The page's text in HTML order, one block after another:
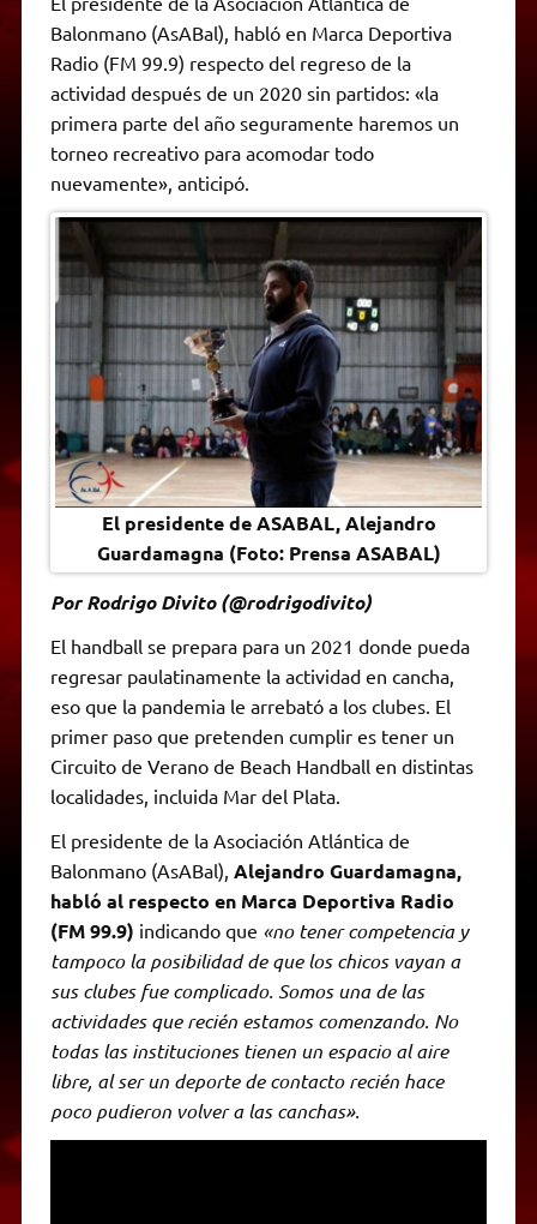
t
s
A
p
p
e
g
r
a
m
t
t
e
r
e
b
o
o
k
s
e
g
e
y
L
i
n
k
i
l
n
t
F
r
i
n
d
l
Balonmano (AsABal), habló en Marca Deportiva
Radio (FM 99.9) respecto del regreso de la
actividad después de un 2020 sin partidos: «la
primera parte del año seguramente haremos un
torneo recreativo para acomodar todo
nuevamente», anticipó.
El presidente de ASABAL, Alejandro
Guardamagna (Foto: Prensa ASABAL)
Por Rodrigo Divito (@rodrigodivito)
El handball se prepara para un 2021 donde pueda
regresar paulatinamente la actividad en cancha,
eso que la pandemia le arrebató a los clubes. El
primer paso que pretenden cumplir es tener un
Circuito de Verano de Beach Handball en distintas
localidades, incluida Mar del Plata.
El presidente de la Asociación Atlántica de
Balonmano (AsABal), Alejandro Guardamagna,
habló al respecto en Marca Deportiva Radio
(FM 99.9) indicando que «no tener competencia y
tampoco la posibilidad de que los chicos vayan a
sus clubes fue complicado. Somos una de las
actividades que recién estamos comenzando. No
todas las instituciones tienen un espacio al aire
libre, al ser un deporte de contacto recién hace
poco pudieron volver a las canchas».